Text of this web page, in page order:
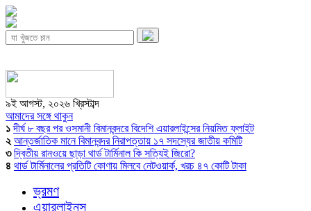
৯ই আগস্ট, ২০২৬ খ্রিস্টাব্দ
আমাদের সঙ্গে থাকুন
১ দীর্ঘ ৮ বছর পর ওসমানী বিমানবন্দরে বিদেশি এয়ারলাইন্সের নিয়মিত ফ্লাইট
২ আন্তর্জাতিক মানে বিমানবন্দর নিরাপত্তায় ১৭ সদস্যের জাতীয় কমিটি
৩ দ্বিতীয় রানওয়ে ছাড়া থার্ড টার্মিনাল কি সত্যিই জিরো?
৪ থার্ড টার্মিনালের প্রতিটি কোণায় মিলবে নেটওয়ার্ক, খরচ ৪৭ কোটি টাকা
ভ্রমণ
এয়ারলাইনস